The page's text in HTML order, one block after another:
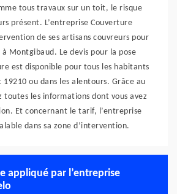
tous travaux sur un toit, le risque
présent. L’entreprise Couverture
de ses artisans couvreurs pour
Montgibaud. Le devis pour la pose
est disponible pour tous les habitants
ou dans les alentours. Grâce au
toutes les informations dont vous avez
Et concernant le tarif, l’entreprise
dans sa zone d’intervention.
appliqué par l’entreprise